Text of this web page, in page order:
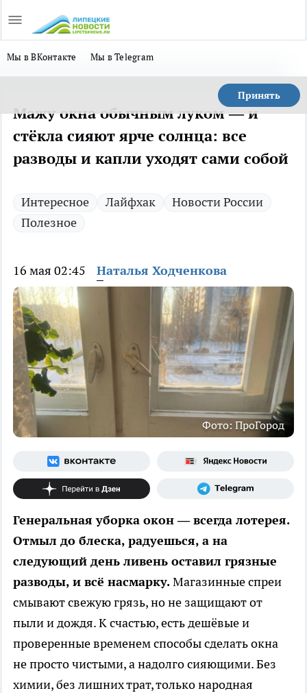
Мы в ВКонтакте Мы в Telegram
Принять
Мажу окна обычным луком — и
стёкла сияют ярче солнца: все
разводы и капли уходят сами собой
Интересное Лайфхак
Новости России
Полезное
16 мая 02:45 Наталья Ходченкова
Фото: ПроГород
Генеральная уборка окон — всегда лотерея.
Отмыл до блеска, радуешься, а на
следующий день ливень оставил грязные
разводы, и всё насмарку.Магазинные спреи
смывают свежую грязь, но не защищают от
пыли и дождя. К счастью, есть дешёвые и
проверенные временем способы сделать окна
не просто чистыми, а надолго сияющими. Без
химии, без лишних трат, только народная